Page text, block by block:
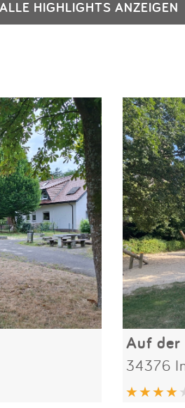
ALLE HIGHLIGHTS ANZEIGEN
Auf der
34376